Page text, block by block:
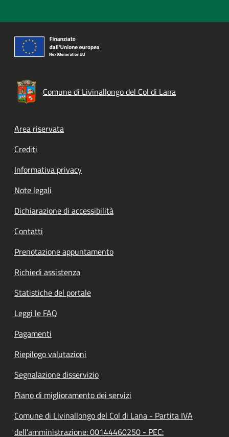
Comune di Livinallongo del Col di Lana
Footer menu
Area riservata
Crediti
Informativa privacy
Note legali
Dichiarazione di accessibilità
Contatti
Prenotazione appuntamento
Richiedi assistenza
Statistiche del portale
Leggi le FAQ
Pagamenti
Riepilogo valutazioni
Segnalazione disservizio
Piano di miglioramento dei servizi
Comune di Livinallongo del Col di Lana - Partita IVA
dell'amministrazione: 00144460250 - PEC: